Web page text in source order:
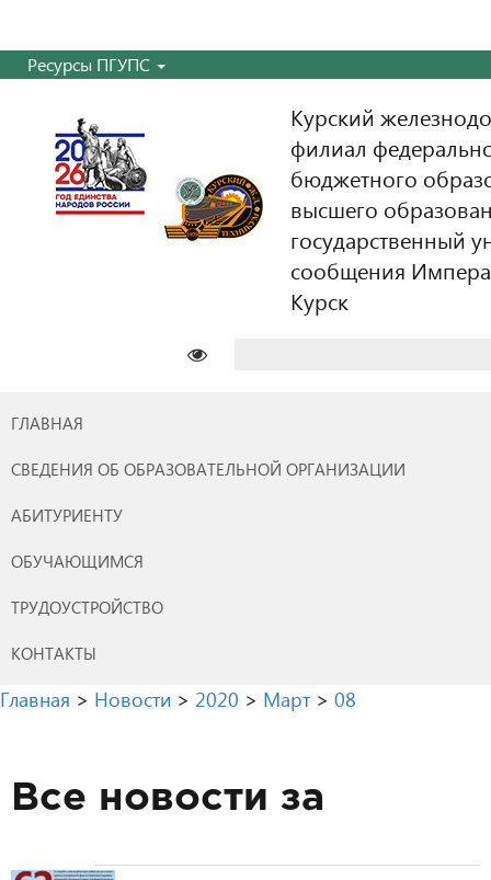
Ресурсы ПГУПС
Курский
филиал
бюджетного
высшего
государственный
сообщения
Курск
ГЛАВНАЯ
СВЕДЕНИЯ ОБ ОБРАЗОВАТЕЛЬНОЙ ОРГАНИЗАЦИИ
АБИТУРИЕНТУ
ОБУЧАЮЩИМСЯ
ТРУДОУСТРОЙСТВО
КОНТАКТЫ
Главная > Новости > 2020 > Март > 08
Все новости за